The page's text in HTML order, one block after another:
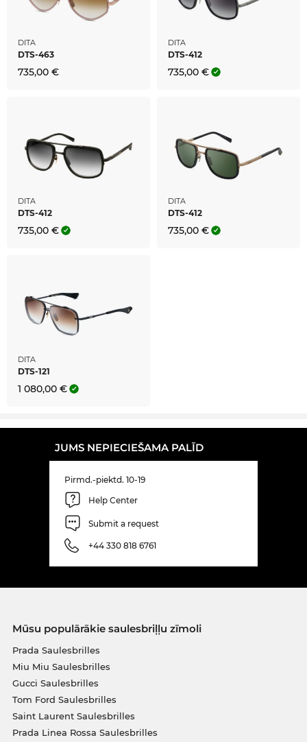
DITA
DTS-463
735,00 €
DITA
DTS-412
735,00 €
DITA
DTS-412
735,00 €
DITA
DTS-412
735,00 €
DITA
DTS-121
1 080,00 €
JUMS NEPIECIEŠAMA PALĪD
Pirmd.-piektd. 10-19
Help Center
Submit a request
+44 330 818 6761
Mūsu populārākie saulesbriļļu zīmoli
Prada Saulesbrilles
Miu Miu Saulesbrilles
Gucci Saulesbrilles
Tom Ford Saulesbrilles
Saint Laurent Saulesbrilles
Prada Linea Rossa Saulesbrilles